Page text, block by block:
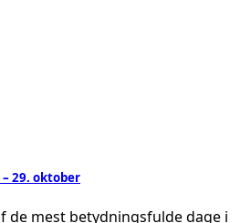
29. oktober
de mest betydningsfulde dage i